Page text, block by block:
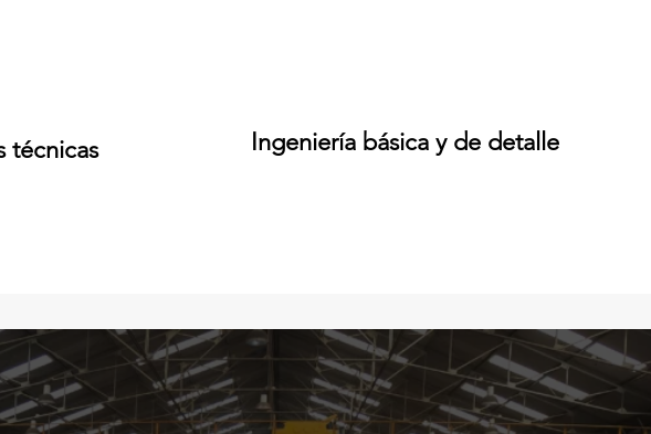
técnicas Ingeniería básica y de detalle